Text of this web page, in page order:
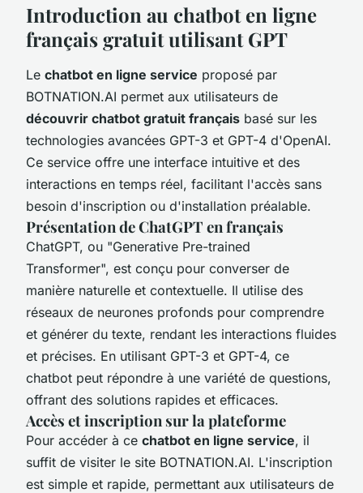
Introduction au chatbot en ligne
français gratuit utilisant GPT
Le chatbot en ligne service proposé par
BOTNATION.AI permet aux utilisateurs de
découvrir chatbot gratuit français basé sur les
technologies avancées GPT-3 et GPT-4 d'OpenAI.
Ce service offre une interface intuitive et des
interactions en temps réel, facilitant l'accès sans
besoin d'inscription ou d'installation préalable.
Présentation de ChatGPT en français
ChatGPT, ou "Generative Pre-trained
Transformer", est conçu pour converser de
manière naturelle et contextuelle. Il utilise des
réseaux de neurones profonds pour comprendre
et générer du texte, rendant les interactions fluides
et précises. En utilisant GPT-3 et GPT-4, ce
chatbot peut répondre à une variété de questions,
offrant des solutions rapides et efficaces.
Accès et inscription sur la plateforme
Pour accéder à ce chatbot en ligne service, il
suffit de visiter le site BOTNATION.AI. L'inscription
est simple et rapide, permettant aux utilisateurs de